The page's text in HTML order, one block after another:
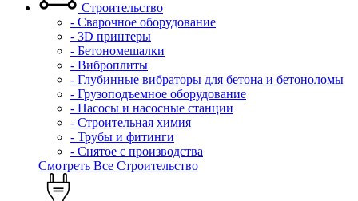
Строительство
- Сварочное оборудование
- 3D принтеры
- Бетономешалки
- Виброплиты
- Глубинные вибраторы для бетона и бетоноломы
- Грузоподъемное оборудование
- Насосы и насосные станции
- Строительная химия
- Трубы и фитинги
- Снятое с производства
Смотреть Все Строительство